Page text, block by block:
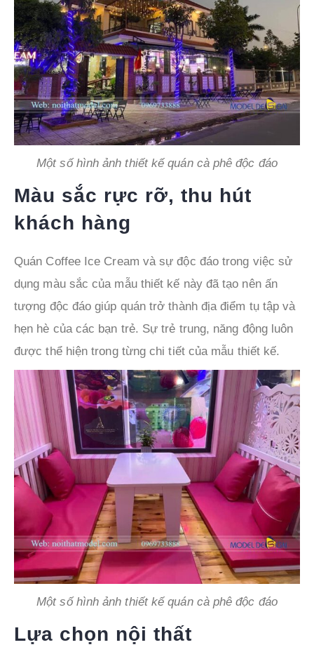
Một số hình ảnh thiết kế quán cà phê độc đáo
Màu sắc rực rỡ, thu hút
khách hàng
Quán Coffee Ice Cream và sự độc đáo trong việc sử
dụng màu sắc của mẫu thiết kế này đã tạo nên ấn
tượng độc đáo giúp quán trở thành địa điểm tụ tập và
hẹn hè của các bạn trẻ. Sự trẻ trung, năng động luôn
được thể hiện trong từng chi tiết của mẫu thiết kế.
Một số hình ảnh thiết kế quán cà phê độc đáo
Lựa chọn nội thất